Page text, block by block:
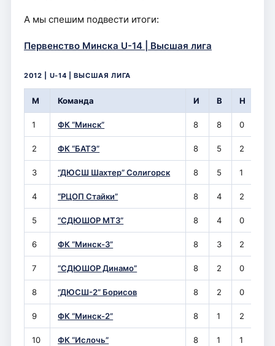
А мы спешим подвести итоги:
Первенство Минска U-14 | Высшая лига
2012 | U-14 | ВЫСШАЯ ЛИГА
М Команда И В Н
1 ФК “Минск” 8 8 0
2 ФК “БАТЭ” 8 5 2
3 “ДЮСШ Шахтер” Солигорск 8 5 1
4 “РЦОП Стайки” 8 4 2
5 “СДЮШОР МТЗ” 8 4 0
6 ФК “Минск-3” 8 3 2
7 “СДЮШОР Динамо” 8 2 0
8 “ДЮСШ-2” Борисов 8 2 0
9 ФК “Минск-2” 8 1 2
10 ФК “Ислочь” 8 1 1